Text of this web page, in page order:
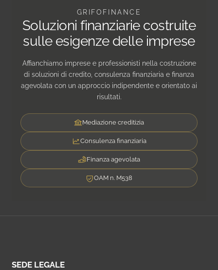
GRIFOFINANCE
Soluzioni finanziarie costruite
sulle esigenze delle imprese
Affianchiamo imprese e professionisti nella costruzione
di soluzioni di credito, consulenza finanziaria e finanza
agevolata con un approccio indipendente e orientato ai
risultati.
Mediazione creditizia
Consulenza finanziaria
Finanza agevolata
OAM n. M538
SEDE LEGALE